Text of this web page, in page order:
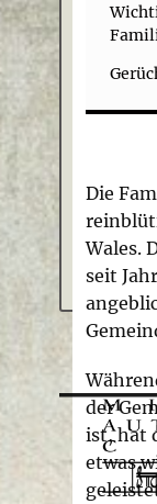
Die
Wales.
seit
der
ist, hat
etwas